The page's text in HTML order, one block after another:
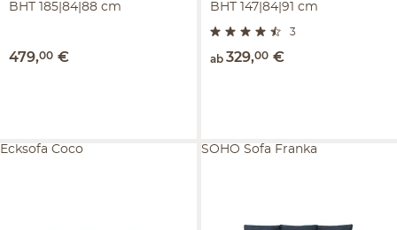
BHT 185|84|88 cm
479,00 €
BHT 147|84|91 cm
3
ab 329,00 €
Ecksofa Coco SOHO Sofa Franka